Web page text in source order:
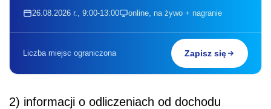
26.08.2026 r., 9:00-13:00 online, na żywo + nagranie
Liczba miejsc ograniczona Zapisz się
2) informacji o odliczeniach od dochodu